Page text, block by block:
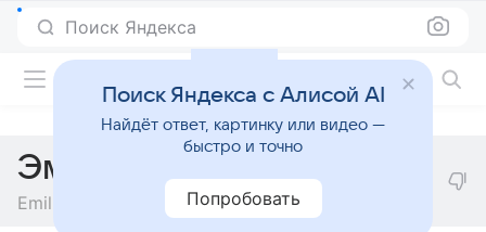
Поиск Яндекса
Эмилио Делгадо
Emilio Delgado
Поиск Яндекса с Алисой AI
Найдёт ответ, картинку или видео —
быстро и точно
Попробовать